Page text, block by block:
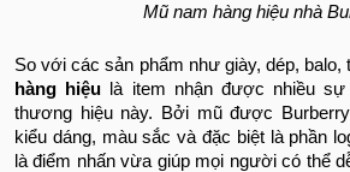
Mũ nam hàng hiệu nhà
So với các sản phẩm như giày, dép, balo,
hàng hiệu là item nhận được nhiều
thương hiệu này. Bởi mũ được
kiểu dáng, màu sắc và đặc biệt là phần
là điểm nhấn vừa giúp mọi người có thể